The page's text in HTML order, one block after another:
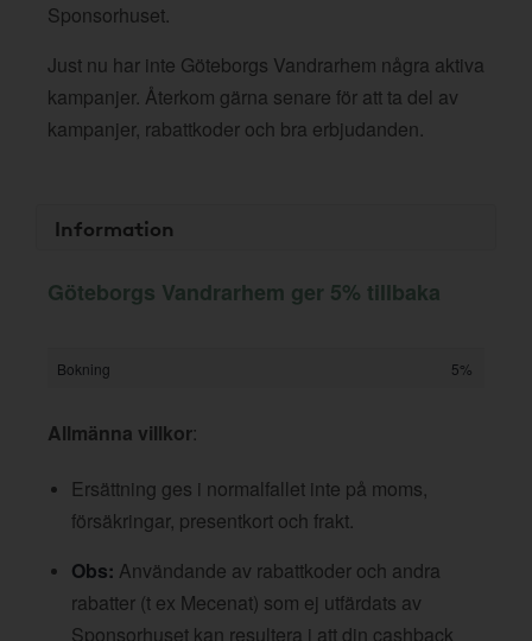
Sponsorhuset.
Just nu har inte Göteborgs Vandrarhem några aktiva
kampanjer. Återkom gärna senare för att ta del av
kampanjer, rabattkoder och bra erbjudanden.
Information
Göteborgs Vandrarhem ger 5% tillbaka
Bokning 5%
Allmänna villkor:
Ersättning ges i normalfallet inte på moms,
försäkringar, presentkort och frakt.
Obs: Användande av rabattkoder och andra
rabatter (t ex Mecenat) som ej utfärdats av
Sponsorhuset kan resultera i att din cashback